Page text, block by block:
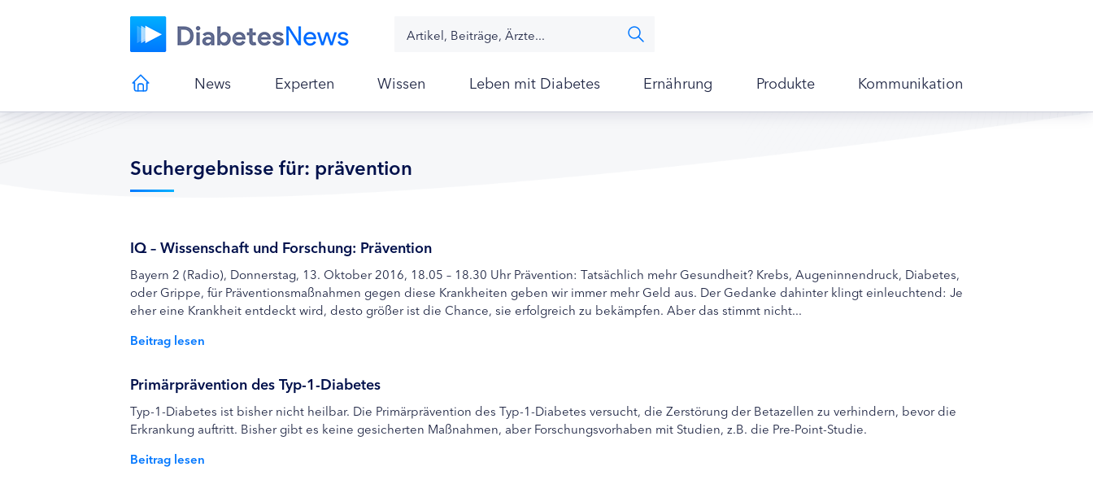
News Experten Wissen Leben mit Diabetes Ernährung Produkte Kommunikation
Suchergebnisse für: prävention
IQ – Wissenschaft und Forschung: Prävention
Bayern 2 (Radio), Donnerstag, 13. Oktober 2016, 18.05 – 18.30 Uhr Prävention: Tatsächlich mehr Gesundheit? Krebs, Augeninnendruck, Diabetes,
oder Grippe, für Präventionsmaßnahmen gegen diese Krankheiten geben wir immer mehr Geld aus. Der Gedanke dahinter klingt einleuchtend: Je
eher eine Krankheit entdeckt wird, desto größer ist die Chance, sie erfolgreich zu bekämpfen. Aber das stimmt nicht...
Beitrag lesen
Primärprävention des Typ-1-Diabetes
Typ-1-Diabetes ist bisher nicht heilbar. Die Primärprävention des Typ-1-Diabetes versucht, die Zerstörung der Betazellen zu verhindern, bevor die
Erkrankung auftritt. Bisher gibt es keine gesicherten Maßnahmen, aber Forschungsvorhaben mit Studien, z.B. die Pre-Point-Studie.
Beitrag lesen